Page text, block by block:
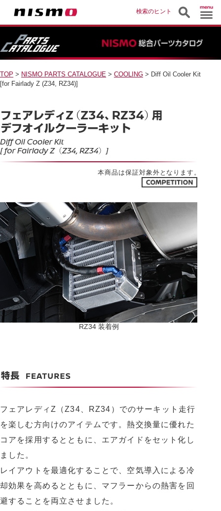
検索のヒント
TOP > NISMO PARTS CATALOGUE > COOLING > Diff Oil Cooler Kit
[for Fairlady Z (Z34, RZ34)]
本商品は保証対象外となります。
RZ34 装着例
フェアレディZ（Z34、RZ34）でのサーキット走行
を楽しむ方向けのアイテムです。熱交換量に優れた
コアを採用するとともに、エアガイドをセット化し
ました。
レイアウトを最適化することで、空気導入による冷
却効果を高めるとともに、マフラーからの熱害を回
避することを両立させました。